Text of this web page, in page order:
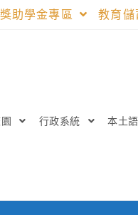
獎助學金專區 教育儲
行政系統 本土